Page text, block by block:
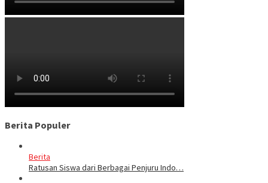
Berita Populer
Berita
Ratusan Siswa dari Berbagai Penjuru Indo…